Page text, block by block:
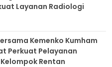
Layanan Radiologi
Kemenko Kumham
Perkuat Pelayanan
Rentan